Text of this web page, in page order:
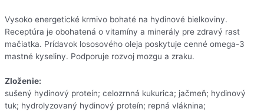
Vysoko energetické krmivo bohaté na hydinové bielkoviny.
Receptúra je obohatená o vitamíny a minerály pre zdravý rast
mačiatka. Prídavok lososového oleja poskytuje cenné omega-3
mastné kyseliny. Podporuje rozvoj mozgu a zraku.
Zloženie:
sušený hydinový proteín; celozrnná kukurica; jačmeň; hydinový
tuk; hydrolyzovaný hydinový proteín; repná vláknina;